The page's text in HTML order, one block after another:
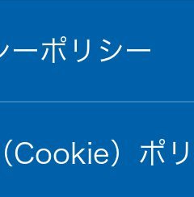
ーポリシー
Cookie）ポ